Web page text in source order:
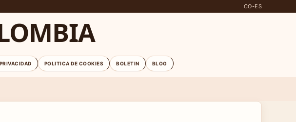
CO-ES
POLITICA DE COOKIES BOLETIN BLOG